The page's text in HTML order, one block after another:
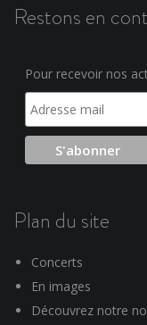
Restons en
Pour recevoir nos
Plan du site
Concerts
En images
Découvrez notre